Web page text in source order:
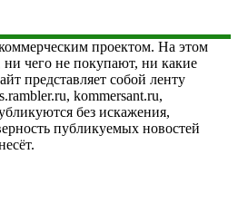
проектом. На этом
ни чего не покупают, ни какие
представляет собой ленту
kommersant.ru,
без искажения,
публикуемых новостей